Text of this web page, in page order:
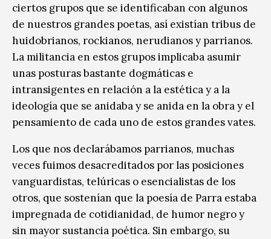
ciertos grupos que se identificaban con algunos
de nuestros grandes poetas, así existían tribus de
huidobrianos, rockianos, nerudianos y parrianos.
La militancia en estos grupos implicaba asumir
unas posturas bastante dogmáticas e
intransigentes en relación a la estética y a la
ideología que se anidaba y se anida en la obra y el
pensamiento de cada uno de estos grandes vates.
Los que nos declarábamos parrianos, muchas
veces fuimos desacreditados por las posiciones
vanguardistas, telúricas o esencialistas de los
otros, que sostenían que la poesía de Parra estaba
impregnada de cotidianidad, de humor negro y
sin mayor sustancia poética. Sin embargo, su